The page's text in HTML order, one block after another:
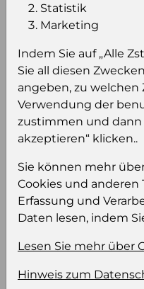
Sie müssen
Einloggen
Wählen Sie eine
Ihre Produktdatei aus
Statistik
Marketing
Indem Sie auf „Alle
Sie all diesen
angeben, zu welchen
Verwendung der
zustimmen und dann
akzeptieren“ klicken..
Sie können mehr
Cookies und anderen
Erfassung und
Daten lesen, indem
Lesen Sie mehr über
Hinweis zum